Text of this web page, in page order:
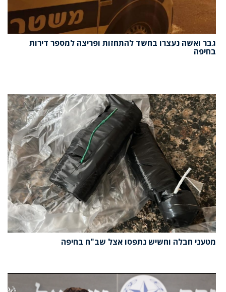
גבר ואשה נעצרו בחשד להתחזות ופריצה למספר דירות
בחיפה
מטעני חבלה וחשיש נתפסו אצל שב"ח בחיפה